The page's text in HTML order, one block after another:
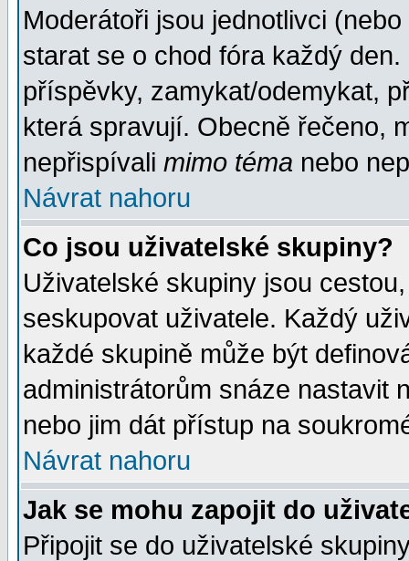
Moderátoři jsou jednotlivci
starat se o chod fóra každý
příspěvky, zamykat/odemykat,
která spravují. Obecně řečeno,
nepřispívali mimo téma nebo
Návrat nahoru
Co jsou uživatelské skupiny?
Uživatelské skupiny jsou
seskupovat uživatele. Každý
každé skupině může být
administrátorům snáze nastavit
nebo jim dát přístup na
Návrat nahoru
Jak se mohu zapojit do
Připojit se do uživatelské